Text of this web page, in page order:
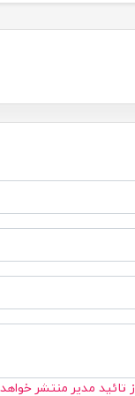
تائید مدیر منتشر